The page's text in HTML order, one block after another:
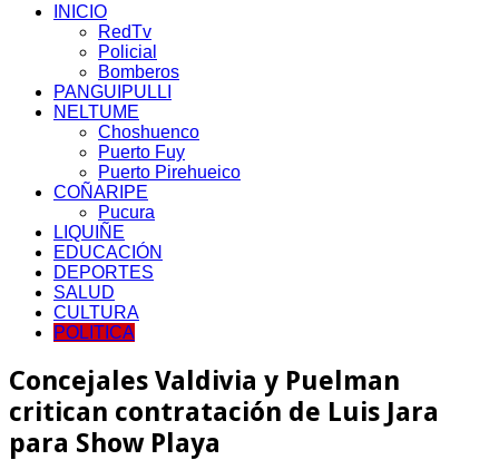
INICIO
RedTv
Policial
Bomberos
PANGUIPULLI
NELTUME
Choshuenco
Puerto Fuy
Puerto Pirehueico
COÑARIPE
Pucura
LIQUIÑE
EDUCACIÓN
DEPORTES
SALUD
CULTURA
POLITICA
Concejales Valdivia y Puelman
critican contratación de Luis Jara
para Show Playa